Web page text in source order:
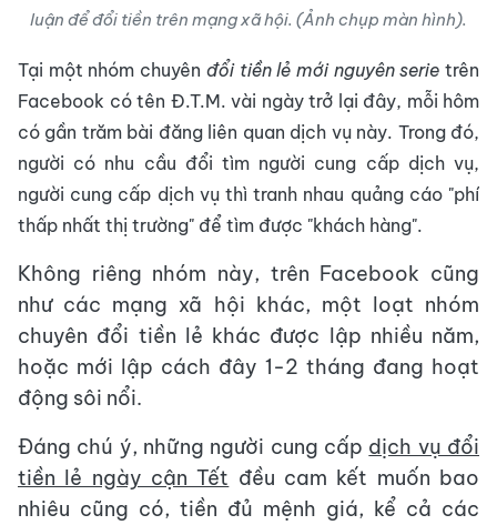
luận để đổi tiền trên mạng xã hội. (Ảnh chụp màn hình).
Tại một nhóm chuyên đổi tiền lẻ mới nguyên serie trên
Facebook có tên Đ.T.M. vài ngày trở lại đây, mỗi hôm
có gần trăm bài đăng liên quan dịch vụ này. Trong đó,
người có nhu cầu đổi tìm người cung cấp dịch vụ,
người cung cấp dịch vụ thì tranh nhau quảng cáo "phí
thấp nhất thị trường" để tìm được "khách hàng".
Không riêng nhóm này, trên Facebook cũng
như các mạng xã hội khác, một loạt nhóm
chuyên đổi tiền lẻ khác được lập nhiều năm,
hoặc mới lập cách đây 1-2 tháng đang hoạt
động sôi nổi.
Đáng chú ý, những người cung cấp dịch vụ đổi
tiền lẻ ngày cận Tết đều cam kết muốn bao
nhiêu cũng có, tiền đủ mệnh giá, kể cả các